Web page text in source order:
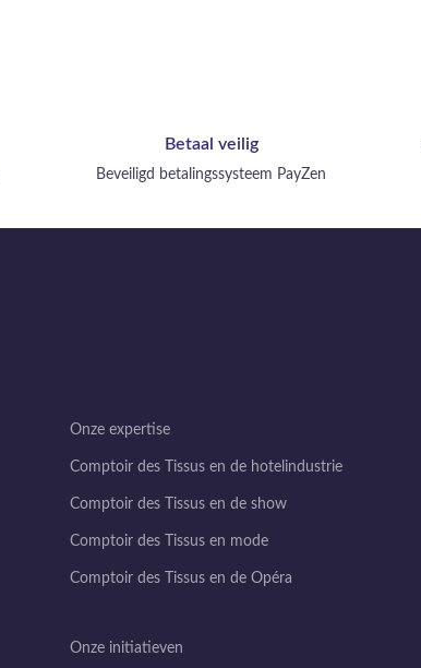
Betaal veilig
Beveiligd betalingssysteem PayZen
Onze expertise
Comptoir des Tissus en de hotelindustrie
Comptoir des Tissus en de show
Comptoir des Tissus en mode
Comptoir des Tissus en de Opéra
Onze initiatieven